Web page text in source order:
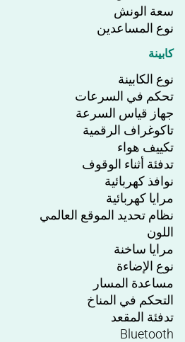
سعة الونش
نوع المساعدين
كابينة
نوع الكابينة
تحكم في السرعات
جهاز قياس السرعة
تاكوغراف الرقمية
تكييف هواء
تدفئة أثناء الوقوف
نوافذ كهربائية
مرايا كهربائية
نظام تحديد الموقع العالمي
اللون
مرايا ساخنة
نوع الإضاءة
مساعدة المسار
التحكم في المناخ
تدفئة المقعد
Bluetooth